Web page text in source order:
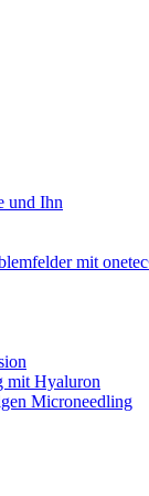
und Ihn
mit
mit Hyaluron
Microneedling